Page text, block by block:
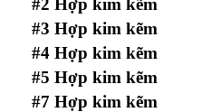
#2 Hợp kim kẽm
#3 Hợp kim kẽm
#4 Hợp kim kẽm
#5 Hợp kim kẽm
#7 Hợp kim kẽm